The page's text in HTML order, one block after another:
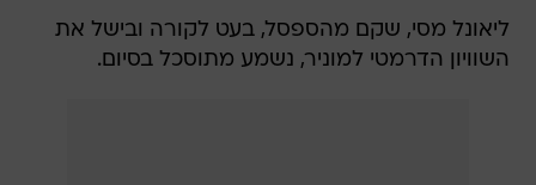
ליאונל מסי, שקם מהספסל, בעט לקורה ובישל את
השוויון הדרמטי למוניר, נשמע מתוסכל בסיום.